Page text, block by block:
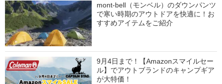
mont-bell（モンベル）のダウンパンツ
で寒い時期のアウトドアを快適に！お
すすめアイテムをご紹介
9月4日まで！【Amazonスマイルセー
ル】でアウトブランドのキャンプギア
が大特価！